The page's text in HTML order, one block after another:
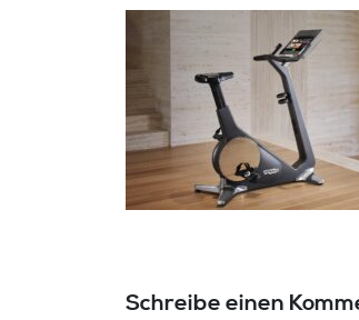
Schreibe einen